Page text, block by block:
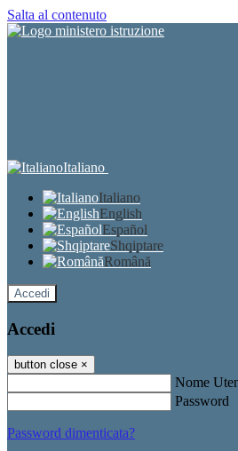
Salta al contenuto
Italiano
Italiano
English
Español
Shqiptare
Română
Accedi
Accedi
button close ×
Nome
Password
Password dimenticata?